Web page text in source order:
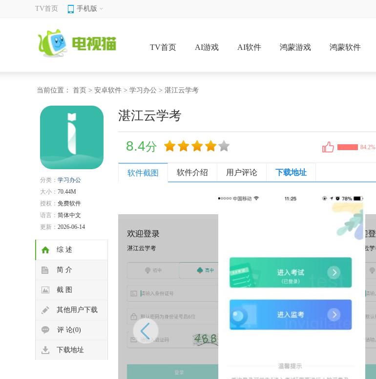
TV首页 手机版
TV首页 AI游戏 AI软件 鸿蒙游戏 鸿蒙软件
当前位置： 首页 > 安卓软件 > 学习办公 > 湛江云学考
分类： 学习办公
大小： 70.44M
授权： 免费软件
语言： 简体中文
更新： 2026-06-14
综 述
简 介
截 图
其他用户下载
评 论(0)
下载地址
湛江云学考
8.4分 84.2%
软件截图 软件介绍 用户评论 下载地址